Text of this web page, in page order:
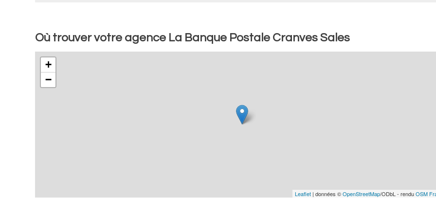
Où trouver votre agence La Banque Postale Cranves Sales
+
−
Leaflet | données ©OpenStreetMap/ODbL - renduOSM